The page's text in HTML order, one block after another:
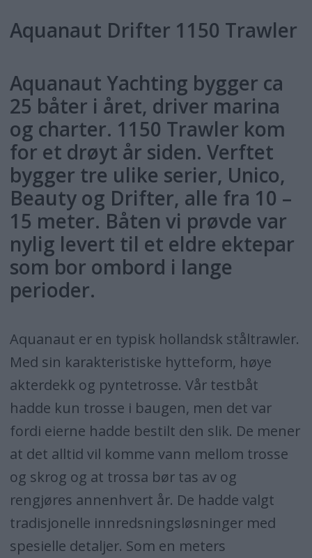
Aquanaut Drifter 1150 Trawler
Aquanaut Yachting bygger ca
25 båter i året, driver marina
og charter. 1150 Trawler kom
for et drøyt år siden. Verftet
bygger tre ulike serier, Unico,
Beauty og Drifter, alle fra 10 –
15 meter. Båten vi prøvde var
nylig levert til et eldre ektepar
som bor ombord i lange
perioder.
Aquanaut er en typisk hollandsk ståltrawler.
Med sin karakteristiske hytteform, høye
akterdekk og pyntetrosse. Vår testbåt
hadde kun trosse i baugen, men det var
fordi eierne hadde bestilt den slik. De mener
at det alltid vil komme vann mellom trosse
og skrog og at trossa bør tas av og
rengjøres annenhvert år. De hadde valgt
tradisjonelle innredsningsløsninger med
spesielle detaljer. Som en meters